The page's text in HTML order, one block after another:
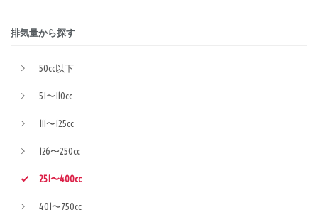
排気量から探す
50cc以下
51〜110cc
111〜125cc
126〜250cc
251〜400cc
401〜750cc